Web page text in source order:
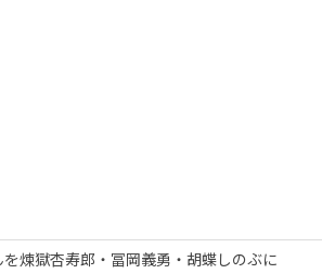
煉獄杏寿郎・冨岡義勇・胡蝶しのぶに